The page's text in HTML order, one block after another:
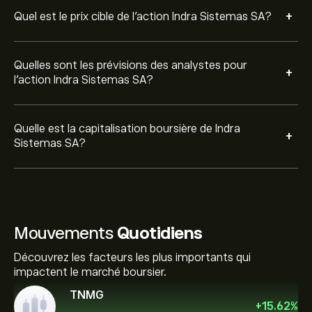
Quel est le prix cible de l'action Indra Sistemas SA? +
Quelles sont les prévisions des analystes pour
l'action Indra Sistemas SA?
+
Quelle est la capitalisation boursière de Indra
Sistemas SA?
+
Mouvements Quotidiens
Découvrez les facteurs les plus importants qui
impactent le marché boursier.
TNMG
+15.62%